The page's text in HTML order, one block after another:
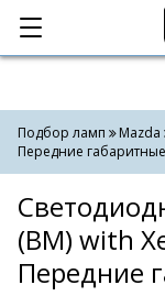
Категории
Подбор ламп Mazda
Передние
(BM) with
Передние